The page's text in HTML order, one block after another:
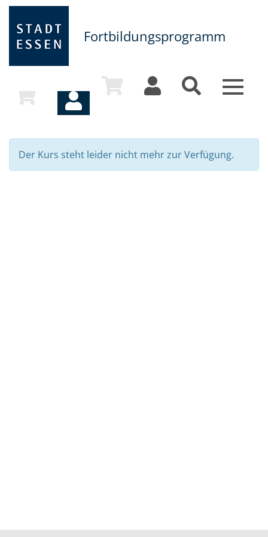
Fortbildungsprogramm
Toggle
Der Kurs steht leider nicht mehr zur Verfügung.